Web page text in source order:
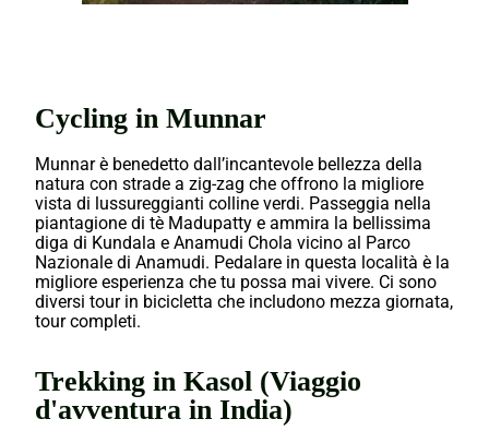
Cycling in Munnar
Munnar è benedetto dall’incantevole bellezza della
natura con strade a zig-zag che offrono la migliore
vista di lussureggianti colline verdi. Passeggia nella
piantagione di tè Madupatty e ammira la bellissima
diga di Kundala e Anamudi Chola vicino al Parco
Nazionale di Anamudi. Pedalare in questa località è la
migliore esperienza che tu possa mai vivere. Ci sono
diversi tour in bicicletta che includono mezza giornata,
tour completi.
Trekking in Kasol (Viaggio
d'avventura in India)